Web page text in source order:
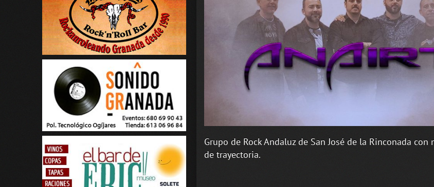
Grupo de Rock Andaluz de San José de la Rinconada con
de trayectoria.